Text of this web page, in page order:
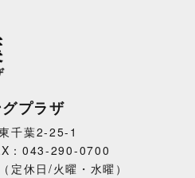
プラザ
千葉2-25-1
：043-290-0700
定休日/火曜・水曜）